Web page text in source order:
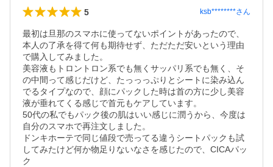
5 ksb********さん
最初は旦那のスマホに使ってないポイントがあったので、
本人の了承を得て何も期待せず、ただただ安いという理由
で購入してみました。
美容液もトロントロン系でも無くサッパリ系でも無く、そ
の中間って感じだけど、たっっっぷりとシートに染み込ん
でるタイプなので、顔にパックした時は首の方に少し美容
液が垂れてくる感じで首元もケアしています。
50代の私でもパック後の肌はいい感じに潤うから、今度は
自分のスマホで再注文しました。
ドンキホーテで同じ値段で売ってる違うシートパックも試
してみたけど何か物足りないなさを感じたので、CICAパッ
ク